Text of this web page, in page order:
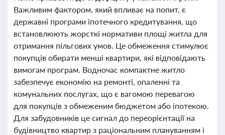
Важливим фактором, який впливає на попит, є
державні програми іпотечного кредитування, що
встановлюють жорсткі нормативи площі житла для
отримання пільгових умов. Це обмеження стимулює
покупців обирати менші квартири, які відповідають
вимогам програм. Водночас компактне житло
забезпечує економію на ремонті, опаленні та
комунальних послугах, що є вагомою перевагою
для покупців з обмеженим бюджетом або іпотекою.
Для забудовників це сигнал до переорієнтації на
будівництво квартир з раціональним плануванням і